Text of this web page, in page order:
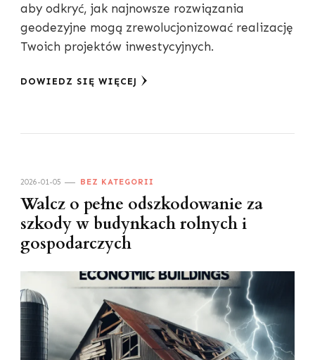
aby odkryć, jak najnowsze rozwiązania
geodezyjne mogą zrewolucjonizować realizację
Twoich projektów inwestycyjnych.
DOWIEDZ SIĘ WIĘCEJ
2026-01-05 BEZ KATEGORII
Walcz o pełne odszkodowanie za
szkody w budynkach rolnych i
gospodarczych